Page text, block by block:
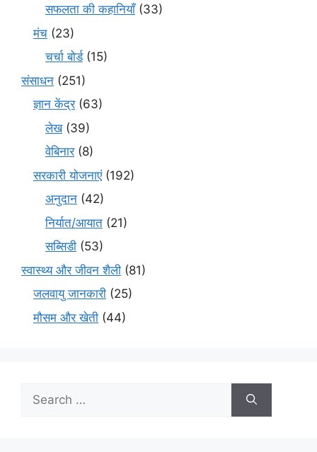
सफलता की कहानियाँ(33)
मंच (23)
चर्चा बोर्ड(15)
संसाधन (251)
ज्ञान केंद्र(63)
लेख(39)
वेबिनार(8)
सरकारी योजनाएं(192)
अनुदान (42)
निर्यात/आयात (21)
सब्सिडी (53)
स्वास्थ्य और जीवन शैली (81)
जलवायु जानकारी (25)
मौसम और खेती (44)